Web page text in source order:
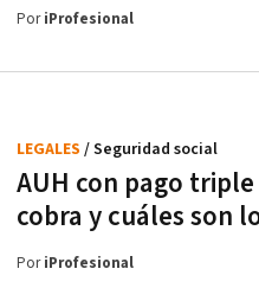
PoriProfesional
AUH con pago
cobra y cuáles son
LEGALES / Seguridad social
PoriProfesional